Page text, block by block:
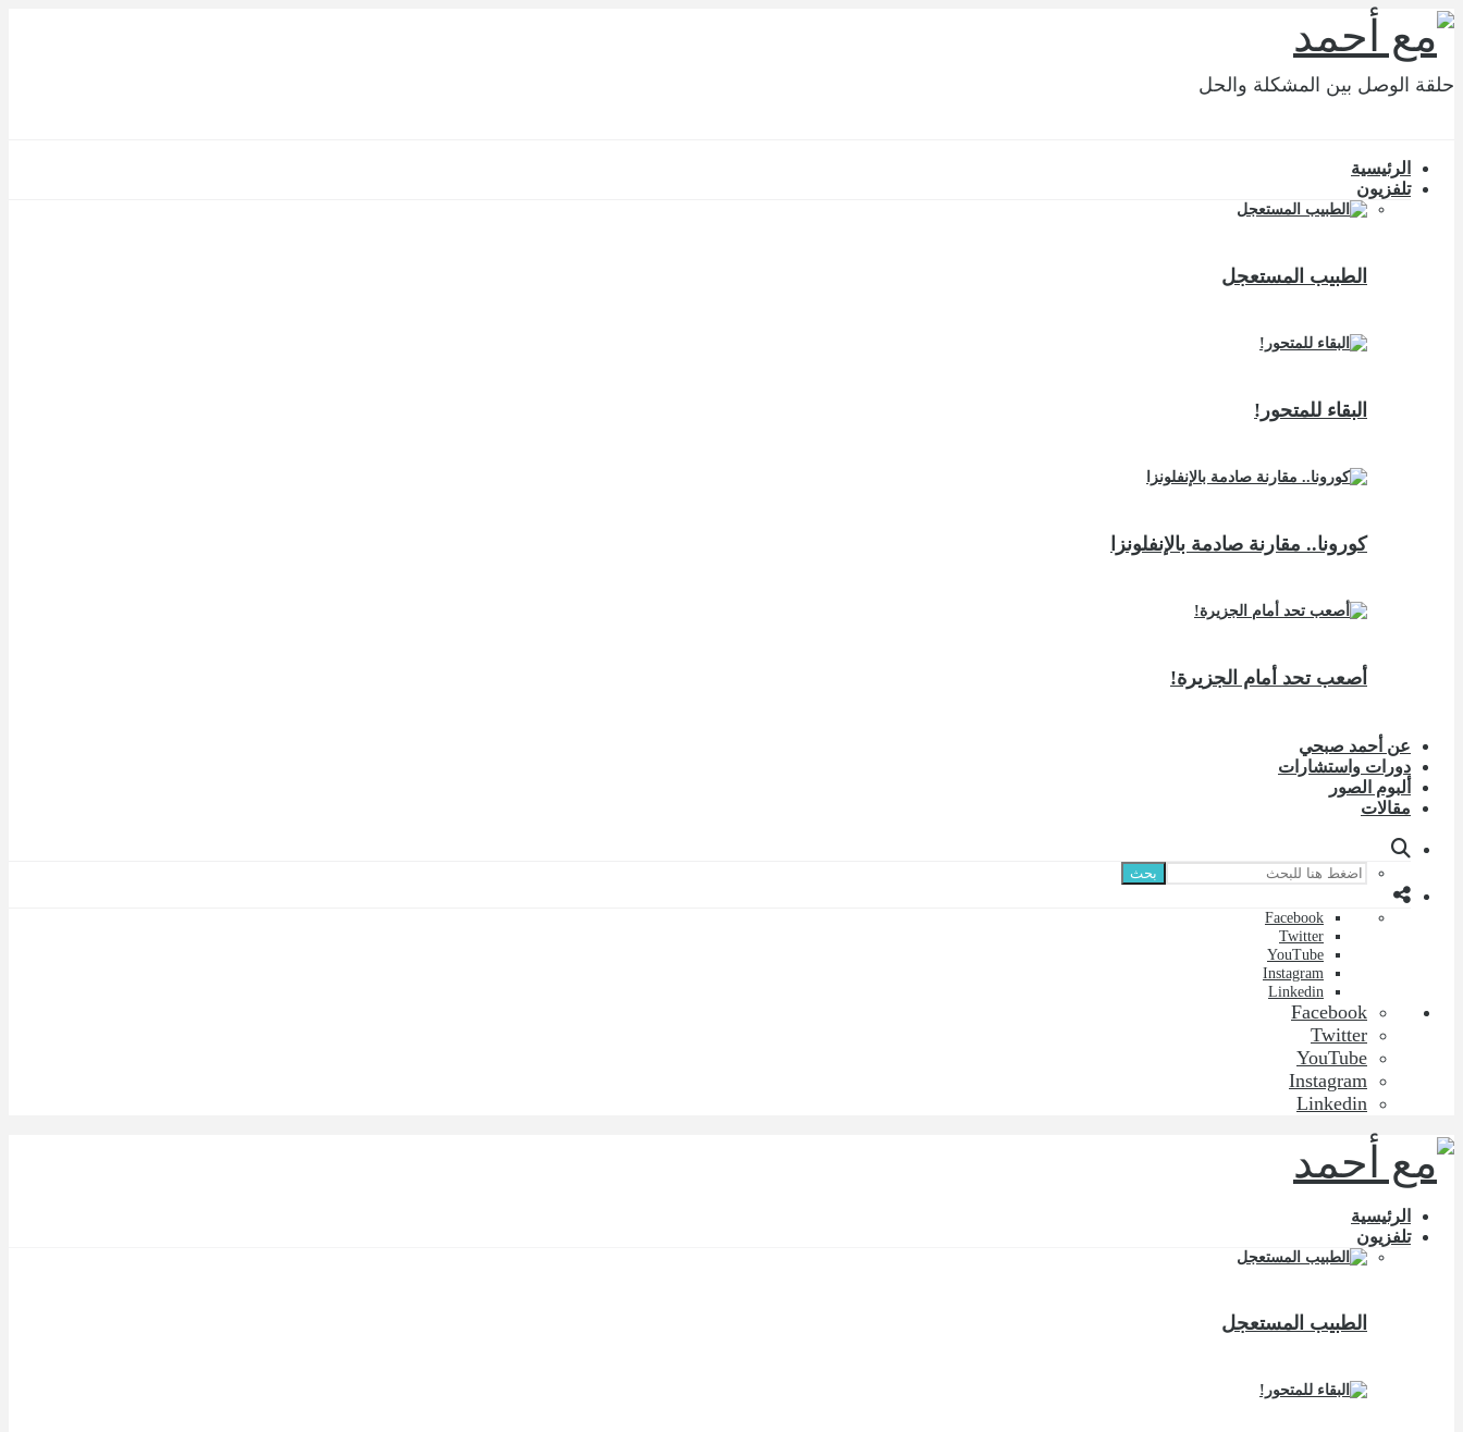
حلقة الوصل بين المشكلة والحل
الرئيسية
تلفزيون
الطبيب المستعجل
البقاء للمتحور!
كورونا.. مقارنة صادمة بالإنفلونزا
أصعب تحد أمام الجزيرة!
عن أحمد صبحي
دورات واستشارات
ألبوم الصور
مقالات
بحث
Facebook
Twitter
YouTube
Instagram
Linkedin
Facebook
Twitter
YouTube
Instagram
Linkedin
الرئيسية
تلفزيون
الطبيب المستعجل